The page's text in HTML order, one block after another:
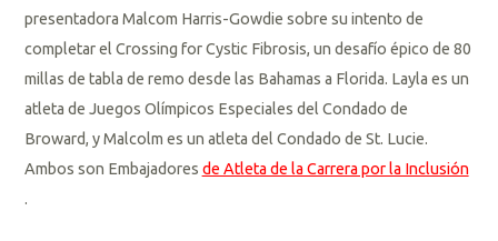
presentadora Malcom Harris-Gowdie sobre su intento de
completar el Crossing for Cystic Fibrosis, un desafío épico de 80
millas de tabla de remo desde las Bahamas a Florida. Layla es un
atleta de Juegos Olímpicos Especiales del Condado de
Broward, y Malcolm es un atleta del Condado de St. Lucie.
Ambos son Embajadores de Atleta de la Carrera por la Inclusión
.